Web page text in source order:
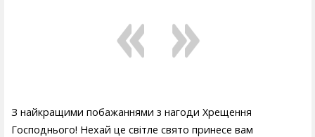
З найкращими побажаннями з нагоди Хрещення
Господнього! Нехай це світле свято принесе вам